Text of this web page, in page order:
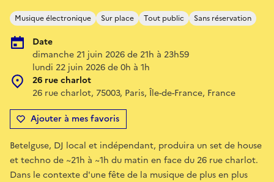
Musique électronique Sur place Tout public Sans réservation
Date
dimanche 21 juin 2026 de 21h à 23h59
lundi 22 juin 2026 de 0h à 1h
26 rue charlot
26 rue charlot, 75003, Paris, Île-de-France, France
Ajouter à mes favoris
Betelguse, DJ local et indépendant, produira un set de house
et techno de ~21h à ~1h du matin en face du 26 rue charlot.
Dans le contexte d'une fête de la musique de plus en plus